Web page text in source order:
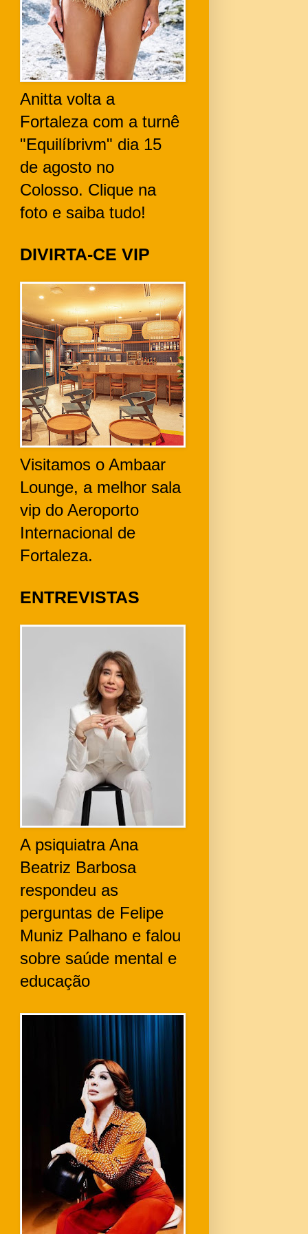
Anitta volta a
Fortaleza com a turnê
"Equilíbrivm" dia 15
de agosto no
Colosso. Clique na
foto e saiba tudo!
DIVIRTA-CE VIP
Visitamos o Ambaar
Lounge, a melhor sala
vip do Aeroporto
Internacional de
Fortaleza.
ENTREVISTAS
A psiquiatra Ana
Beatriz Barbosa
respondeu as
perguntas de Felipe
Muniz Palhano e falou
sobre saúde mental e
educação